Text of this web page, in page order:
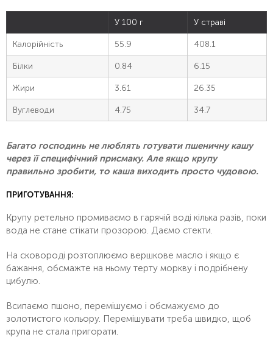
У 100 г У страві
Калорійність 55.9 408.1
Білки 0.84 6.15
Жири 3.61 26.35
Вуглеводи 4.75 34.7
Багато господинь не люблять готувати пшеничну кашу
через її специфічний присмаку. Але якщо крупу
правильно зробити, то каша виходить просто чудовою.
ПРИГОТУВАННЯ:
Крупу ретельно промиваємо в гарячій воді кілька разів, поки
вода не стане стікати прозорою. Даємо стекти.
На сковороді розтоплюємо вершкове масло і якщо є
бажання, обсмажте на ньому терту моркву і подрібнену
цибулю.
Всипаємо пшоно, перемішуємо і обсмажуємо до
золотистого кольору. Перемішувати треба швидко, щоб
крупа не стала пригорати.